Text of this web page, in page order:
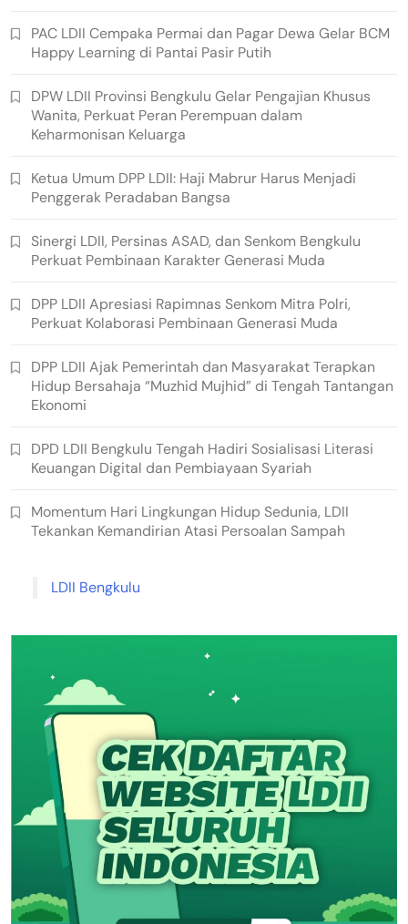
PAC LDII Cempaka Permai dan Pagar Dewa Gelar BCM
Happy Learning di Pantai Pasir Putih
DPW LDII Provinsi Bengkulu Gelar Pengajian Khusus
Wanita, Perkuat Peran Perempuan dalam
Keharmonisan Keluarga
Ketua Umum DPP LDII: Haji Mabrur Harus Menjadi
Penggerak Peradaban Bangsa
Sinergi LDII, Persinas ASAD, dan Senkom Bengkulu
Perkuat Pembinaan Karakter Generasi Muda
DPP LDII Apresiasi Rapimnas Senkom Mitra Polri,
Perkuat Kolaborasi Pembinaan Generasi Muda
DPP LDII Ajak Pemerintah dan Masyarakat Terapkan
Hidup Bersahaja “Muzhid Mujhid” di Tengah Tantangan
Ekonomi
DPD LDII Bengkulu Tengah Hadiri Sosialisasi Literasi
Keuangan Digital dan Pembiayaan Syariah
Momentum Hari Lingkungan Hidup Sedunia, LDII
Tekankan Kemandirian Atasi Persoalan Sampah
LDII Bengkulu